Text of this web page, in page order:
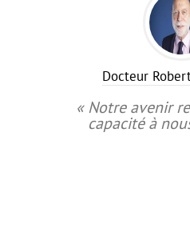
Docteur
« Notre avenir
capacité à